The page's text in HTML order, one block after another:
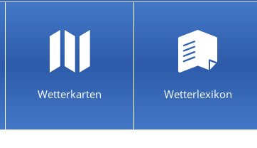
Wetterkarten Wetterlexikon